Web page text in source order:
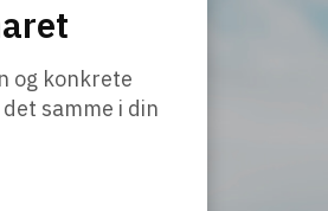
og konkrete
samme i din